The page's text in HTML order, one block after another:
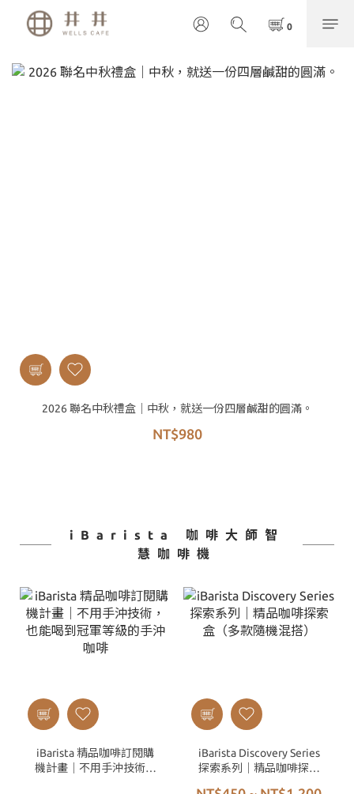
2026 聯名中秋禮盒｜中秋，就送一份四層鹹甜的圓滿。
NT$980
iBarista 咖啡大師智
慧咖啡機
iBarista 精品咖啡訂閱購
機計畫｜不用手沖技術，
iBarista Discovery Series
探索系列｜精品咖啡探索